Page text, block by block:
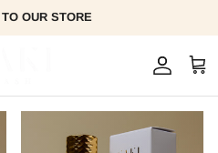
OUR STORE